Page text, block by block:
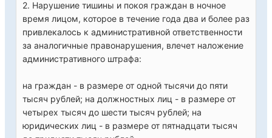
2. Нарушение тишины и покоя граждан в ночное
время лицом, которое в течение года два и более раз
привлекалось к административной ответственности
за аналогичные правонарушения, влечет наложение
административного штрафа:
на граждан - в размере от одной тысячи до пяти
тысяч рублей; на должностных лиц - в размере от
четырех тысяч до шести тысяч рублей; на
юридических лиц - в размере от пятнадцати тысяч